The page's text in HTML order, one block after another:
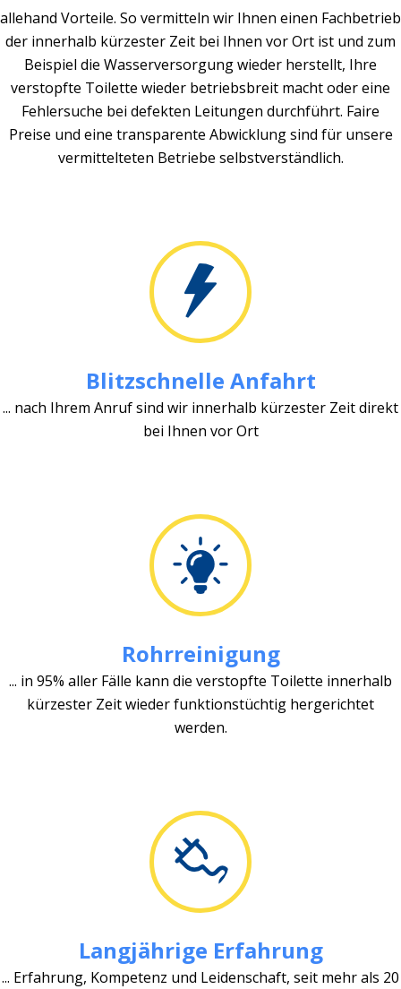
allehand Vorteile. So vermitteln wir Ihnen einen Fachbetrieb
der innerhalb kürzester Zeit bei Ihnen vor Ort ist und zum
Beispiel die Wasserversorgung wieder herstellt, Ihre
verstopfte Toilette wieder betriebsbreit macht oder eine
Fehlersuche bei defekten Leitungen durchführt. Faire
Preise und eine transparente Abwicklung sind für unsere
vermittelteten Betriebe selbstverständlich.
Blitzschnelle Anfahrt
... nach Ihrem Anruf sind wir innerhalb kürzester Zeit direkt
bei Ihnen vor Ort
Rohrreinigung
... in 95% aller Fälle kann die verstopfte Toilette innerhalb
kürzester Zeit wieder funktionstüchtig hergerichtet
werden.
Langjährige Erfahrung
... Erfahrung, Kompetenz und Leidenschaft, seit mehr als 20